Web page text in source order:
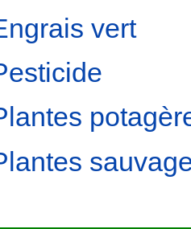
vert